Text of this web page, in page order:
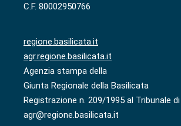
C.F. 80002950766
regione.basilicata.it
agr.regione.basilicata.it
Agenzia stampa della
Giunta Regionale della Basilicata
Registrazione n. 209/1995 al Tribunale
agr@regione.basilicata.it